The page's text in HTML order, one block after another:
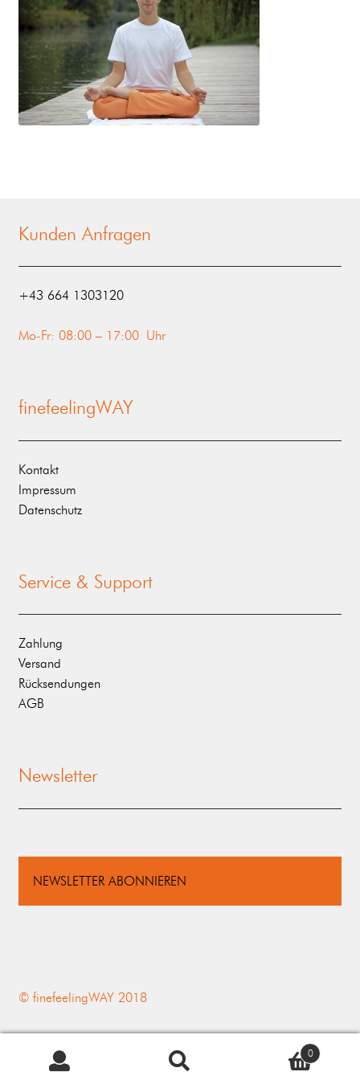
Kunden Anfragen
‭+43 664 1303120‬
Mo-Fr: 08:00 – 17:00 Uhr
finefeelingWAY
Kontakt
Impressum
Datenschutz
Service & Support
Zahlung
Versand
Rücksendungen
AGB
Newsletter
NEWSLETTER ABONNIEREN
© finefeelingWAY 2018
0